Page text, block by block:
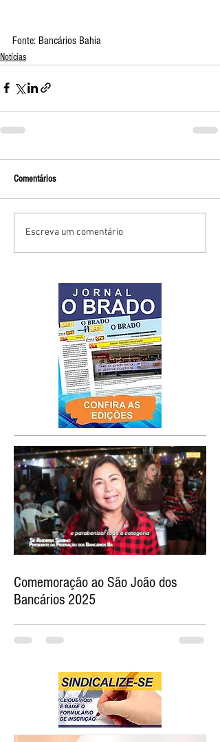
Fonte: Bancários Bahia
Notícias
Comentários
Escreva um comentário
Comemoração ao São João dos
Bancários 2025